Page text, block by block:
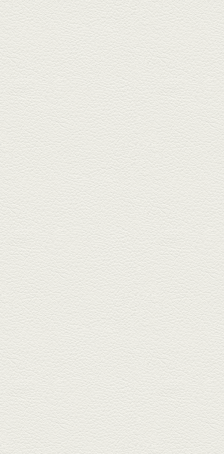
2025年7月4日放送
生姜香る鮭とイクラの土
鍋ご飯 など
銀杏中通りにこの春オープンし
た「創作ダイニング真」へ。暑
い夏...
2025年6月13日放送
ﾊﾓの季節野菜あんかけ＆
どんぐりﾎﾟｰｸ西京焼き
西銀座通り、若き和の料理人の
名店「旬味こさか」で夏の味を
堪能...
2025年5月23日放送
明太もちチーズもんじゃ
銀座中通りで深夜３時まで営業
している「もんじゃ焼きかめの
や」...
2025年5月2日放送
ミックス水餃子＆麻婆豆
腐
新水前寺駅そばの人気店「中華
料理 福来亭」へ。「しろ」ロッ
ク...
2025年4月11日放送
きびなごの塩焼き＆黒豚
しゃぶしゃぶ
春の[熊本屋台村]で昼飲みの刻。
[かごっま屋台 黒で乾杯]で「銀...
2025年3月21日放送
薩摩赤鶏のころころ焼き
＆カツオの藁焼き
三年坂通りのビル２階「焼鳥こ
ろころ」はオシャレな店構えで
炭火...
2025年2月28日放送
踊る車海老＆あか牛串 ウ
ニとキャビア乗せ
ホテル日航熊本の裏、創作串揚
げの新たな店「串ハル」へ「銀
しろ...